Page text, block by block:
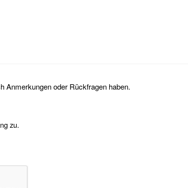
Anmerkungen oder Rückfragen haben.
zu.